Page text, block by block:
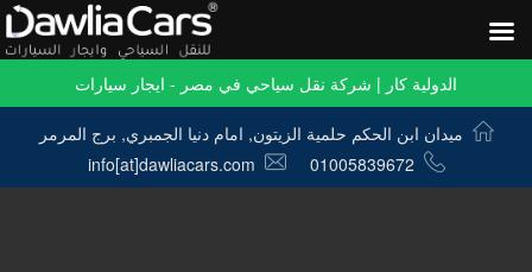
الدولية كار | شركة نقل سياحي في مصر - ايجار سيارات
ميدان ابن الحكم حلمية الزيتون, امام دنيا الجمبري, برج المرمر
01005839672
info[at]dawliacars.com